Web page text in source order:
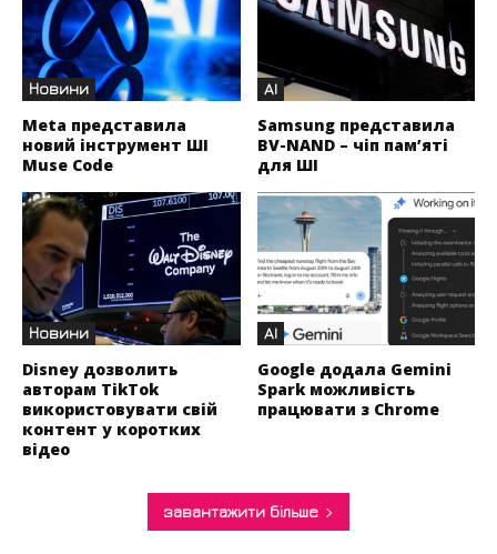
Новини
Meta представила
новий інструмент ШІ
Muse Code
AI
Samsung представила
BV-NAND – чіп пам’яті
для ШІ
Новини
Disney дозволить
авторам TikTok
використовувати свій
контент у коротких
відео
AI
Google додала Gemini
Spark можливість
працювати з Chrome
завантажити більше